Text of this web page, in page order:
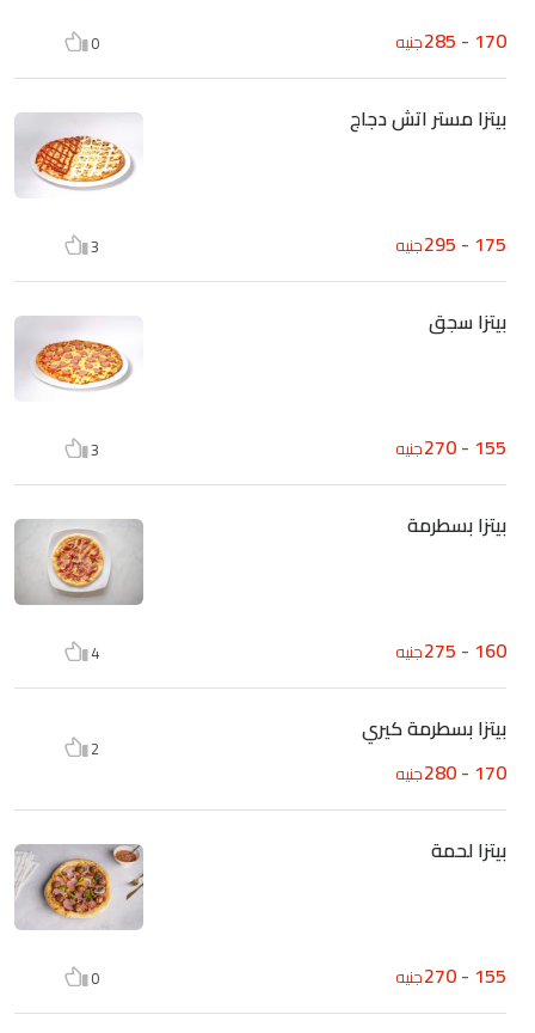
170 - 285 جنيه 0
بيتزا مستر اتش دجاج
175 - 295 جنيه 3
بيتزا سجق
155 - 270 جنيه 3
بيتزا بسطرمة
160 - 275 جنيه 4
بيتزا بسطرمة كيري
170 - 280
جنيه
2
بيتزا لحمة
155 - 270 جنيه 0